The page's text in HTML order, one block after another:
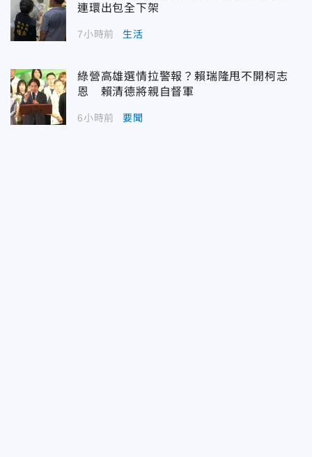
連環出包全下架
7小時前 生活
綠營高雄選情拉警報？賴瑞隆甩不開柯志
恩 賴清德將親自督軍
6小時前 要聞